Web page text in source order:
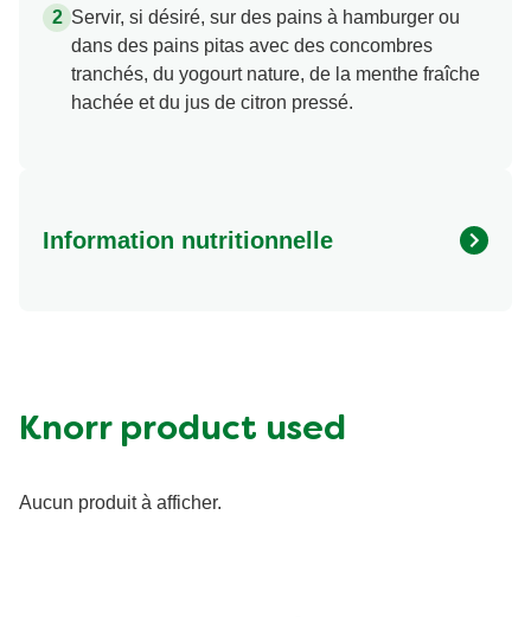
Servir, si désiré, sur des pains à hamburger ou
dans des pains pitas avec des concombres
tranchés, du yogourt nature, de la menthe fraîche
hachée et du jus de citron pressé.
Information nutritionnelle
Knorr product used
Aucun produit à afficher.